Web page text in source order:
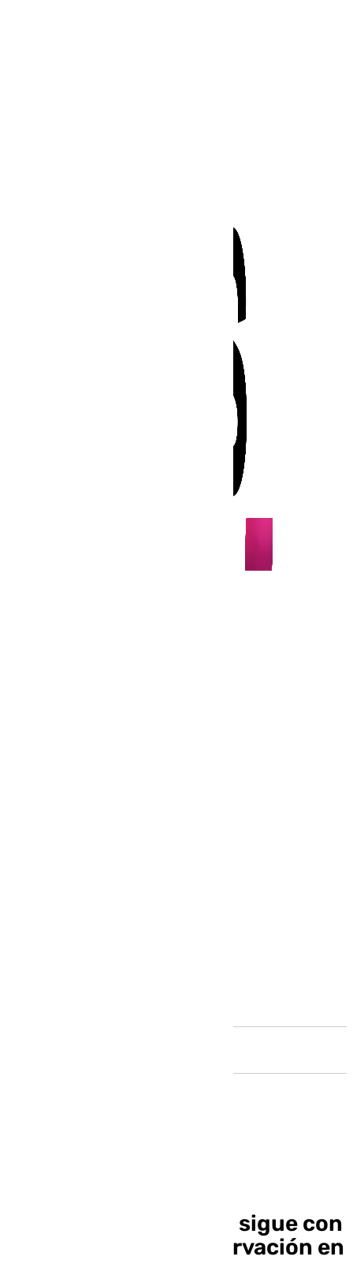
La Catedral de Sevilla sigue con
los trabajos de conservación en